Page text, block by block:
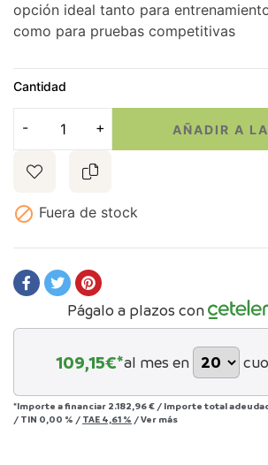
opción ideal tanto para
como para pruebas competitivas
Cantidad
AÑADIR A
 Fuera de stock
Págalo a plazos con
109,15€*al mes en
*Importe a financiar 2.182,96 € / Importe total
/ TIN 0,00 % / TAE 4,61 % /Ver más